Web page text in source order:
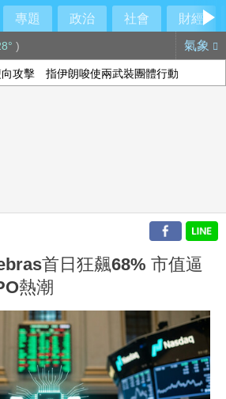
專題 政治 社會
財經
) 氣象
向攻擊 指伊朗唆使兩武裝團體行動
首日狂飆68% 市值逼
熱潮